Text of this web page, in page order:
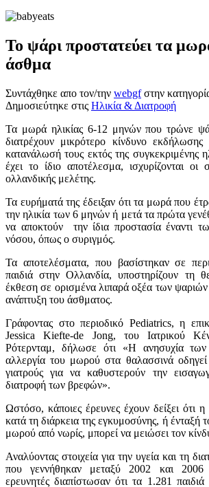
Το ψάρι προστατεύει τα
άσθμα
Συντάχθηκε απο τον/την webgfστην
Δημοσιεύτηκε στις Ηλικία & Διατροφή
Τα μωρά ηλικίας 6-12 μηνών που τρώνε
διατρέχουν μικρότερο κίνδυνο
κατανάλωσή τους εκτός της συγκεκριμένης
έχει το ίδιο αποτέλεσμα, ισχυρίζονται οι
ολλανδικής μελέτης.
Τα ευρήματά της έδειξαν ότι τα μωρά που
την ηλικία των 6 μηνών ή μετά τα πρώτα
να αποκτούν την ίδια προστασία έναντι
νόσου, όπως ο συριγμός.
Τα αποτελέσματα, που βασίστηκαν σε
παιδιά στην Ολλανδία, υποστηρίζουν τη
έκθεση σε ορισμένα λιπαρά οξέα των ψαριών
ανάπτυξη του άσθματος.
Γράφοντας στο περιοδικό Pediatrics, η
Jessica Kiefte-de Jong, του Ιατρικού
Ρότερνταμ, δήλωσε ότι «Η ανησυχία των
αλλεργία του μωρού στα θαλασσινά οδηγεί
γιατρούς για να καθυστερούν την
διατροφή των βρεφών».
Ωστόσο, κάποιες έρευνες έχουν δείξει ότι
κατά τη διάρκεια της εγκυμοσύνης, ή ένταξή
μωρού από νωρίς, μπορεί να μειώσει τον
Αναλύοντας στοιχεία για την υγεία και τη
που γεννήθηκαν μεταξύ 2002 και 2006
ερευνητές διαπίστωσαν ότι τα 1.281